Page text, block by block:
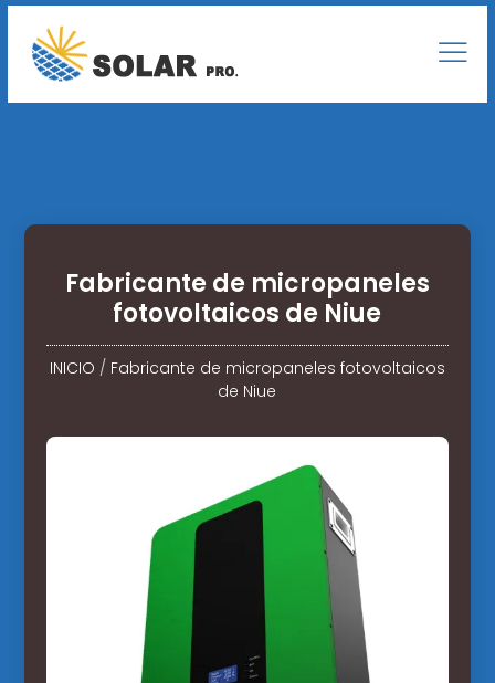
Fabricante de micropaneles
fotovoltaicos de Niue
INICIO / Fabricante de micropaneles fotovoltaicos
de Niue